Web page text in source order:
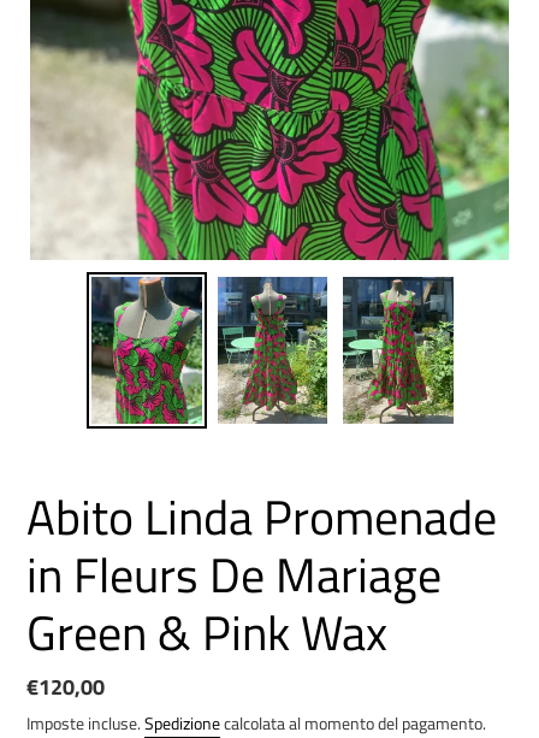
Abito Linda Promenade
in Fleurs De Mariage
Green & Pink Wax
Prezzo
di
€120,00
Imposte incluse.Spedizionecalcolata al momento del pagamento.